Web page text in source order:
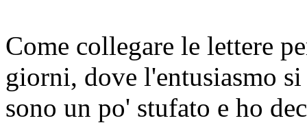
Come collegare le lettere
giorni, dove l'entusiasmo
sono un po' stufato e ho